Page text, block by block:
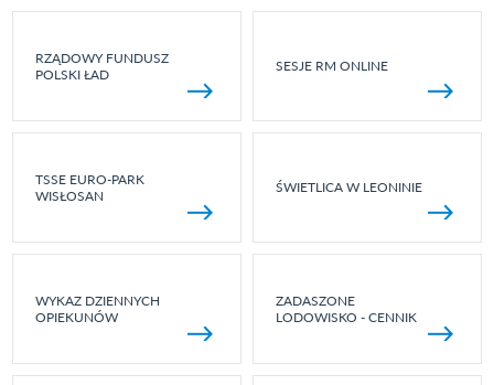
RZĄDOWY FUNDUSZ
POLSKI ŁAD
SESJE RM ONLINE
TSSE EURO-PARK
WISŁOSAN
ŚWIETLICA W LEONINIE
WYKAZ DZIENNYCH
OPIEKUNÓW
ZADASZONE
LODOWISKO - CENNIK